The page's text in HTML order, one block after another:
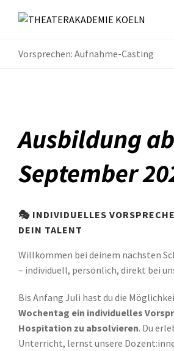
Vorsprechen: Aufnahme-Casting
Ausbildung ab
September
🎭 INDIVIDUELLES
DEIN TALENT
Willkommen bei deinem nächsten
– individuell, persönlich, direkt bei
Bis Anfang Juli hast du die
Wochentag ein individuelles
Hospitation zu absolvieren. Du
Unterricht, lernst unsere